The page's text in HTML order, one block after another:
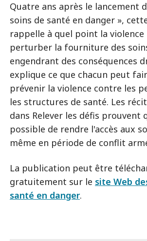
Quatre ans après le lancement
soins de santé en danger »,
rappelle à quel point la
perturber la fourniture des
engendrant des conséquences
explique ce que chacun peut
prévenir la violence contre les
les structures de santé. Les
dans Relever les défis prouvent
possible de rendre l'accès aux
même en période de conflit
La publication peut être
gratuitement sur le site Web
santé en danger.